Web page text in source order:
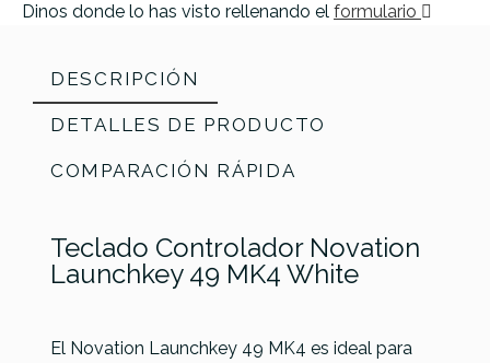
Dinos donde lo has visto rellenando el formulario
DESCRIPCIÓN
DETALLES DE PRODUCTO
COMPARACIÓN RÁPIDA
Teclado Controlador Novation
Launchkey 49 MK4 White
El Novation Launchkey 49 MK4 es ideal para